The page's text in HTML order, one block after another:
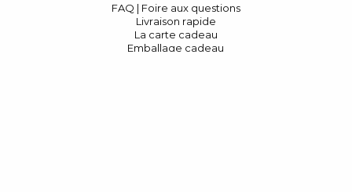
FAQ | Foire aux questions
Livraison rapide
La carte cadeau
Emballage cadeau